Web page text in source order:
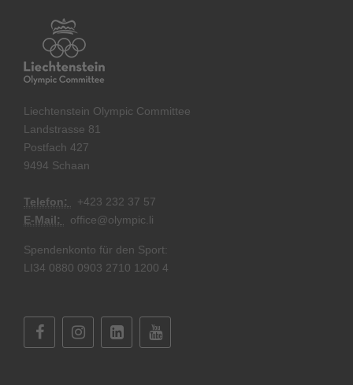
Liechtenstein Olympic Committee
Landstrasse 81
Postfach 427
9494 Schaan
Telefon: +423 232 37 57
E-Mail:
office@olympic.li
Spendenkonto für den Sport:
LI34 0880 0903 2710 1200 4